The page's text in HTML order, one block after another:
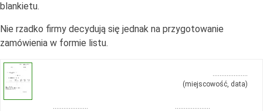
blankietu.
Nie rzadko firmy decydują się jednak na przygotowanie
zamówienia w formie listu.
………………..
(miejscowość, data)
………………..
………………..